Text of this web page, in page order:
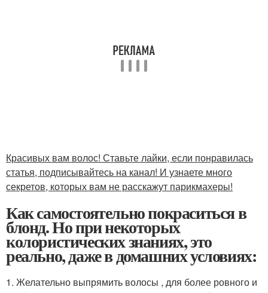
Красивых вам волос! Ставьте лайки, если понравилась
статья, подписывайтесь на канал! И узнаете много
секретов, которых вам не расскажут парикмахеры!
Как самостоятельно покраситься в
блонд. Но при некоторых
колористических знаниях, это
реально, даже в домашних условиях:
1. Желательно выпрямить волосы , для более ровного и